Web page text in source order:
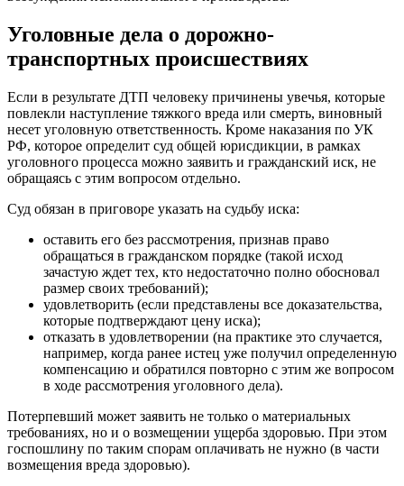
Уголовные дела о дорожно-
транспортных происшествиях
Если в результате ДТП человеку причинены увечья, которые
повлекли наступление тяжкого вреда или смерть, виновный
несет уголовную ответственность. Кроме наказания по УК
РФ, которое определит суд общей юрисдикции, в рамках
уголовного процесса можно заявить и гражданский иск, не
обращаясь с этим вопросом отдельно.
Суд обязан в приговоре указать на судьбу иска:
оставить его без рассмотрения, признав право
обращаться в гражданском порядке (такой исход
зачастую ждет тех, кто недостаточно полно обосновал
размер своих требований);
удовлетворить (если представлены все доказательства,
которые подтверждают цену иска);
отказать в удовлетворении (на практике это случается,
например, когда ранее истец уже получил определенную
компенсацию и обратился повторно с этим же вопросом
в ходе рассмотрения уголовного дела).
Потерпевший может заявить не только о материальных
требованиях, но и о возмещении ущерба здоровью. При этом
госпошлину по таким спорам оплачивать не нужно (в части
возмещения вреда здоровью).